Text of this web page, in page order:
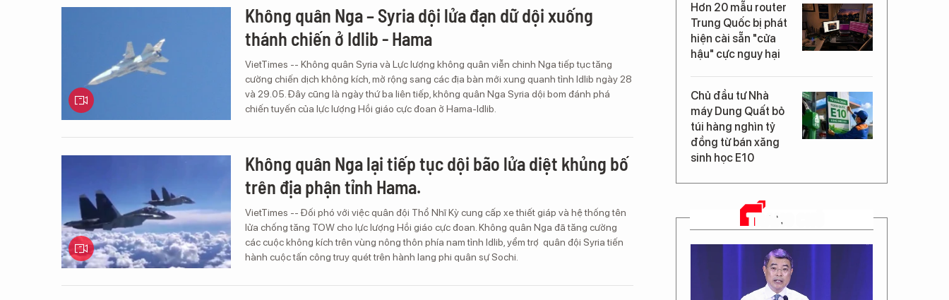
Không quân Nga – Syria dội lửa đạn dữ dội xuống
thánh chiến ở Idlib - Hama
VietTimes -- Không quân Syria và Lực lượng không quân viễn chinh Nga tiếp tục tăng
cường chiến dịch không kích, mở rộng sang các địa bàn mới xung quanh tỉnh Idlib ngày 28
và 29.05. Đây cũng là ngày thứ ba liên tiếp, không quân Nga Syria dội bom đánh phá
chiến tuyến của lực lượng Hồi giáo cực đoan ở Hama-Idlib.
Không quân Nga lại tiếp tục dội bão lửa diệt khủng bố
trên địa phận tỉnh Hama.
VietTimes -- Đối phó với việc quân đội Thổ Nhĩ Kỳ cung cấp xe thiết giáp và hệ thống tên
lửa chống tăng TOW cho lực lượng Hồi giáo cực đoan. Không quân Nga đã tăng cường
các cuộc không kích trên vùng nông thôn phía nam tỉnh Idlib, yểm trợ quân đội Syria tiến
hành cuộc tấn công truy quét trên hành lang phi quân sự Sochi.
Hơn 20 mẫu router
Trung Quốc bị phát
hiện cài sẵn "cửa
hậu" cực nguy hại
Chủ đầu tư Nhà
máy Dung Quất bỏ
túi hàng nghìn tỷ
đồng từ bán xăng
sinh học E10
TRANG CHỦ